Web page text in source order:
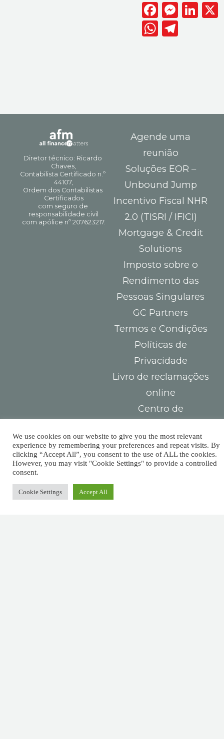
Facebook
Agende uma
reunião
Soluções EOR –
Unbound Jump
Incentivo Fiscal NHR
2.0 (TISRI / IFICI)
Mortgage & Credit
Solutions
Imposto sobre o
Rendimento das
Pessoas Singulares
GC Partners
Termos e Condições
Políticas de
Privacidade
Livro de reclamações
online
Centro de
Consumidor
Contactos
Largo das Sete
Ruas,
Deve
We use cookies on our website to give you the most relevant
experience by remembering your preferences and repeat visits. By
clicking “Accept All”, you consent to the use of ALL the cookies.
However, you may visit "Cookie Settings" to provide a controlled
consent.
Cookie Settings Accept All